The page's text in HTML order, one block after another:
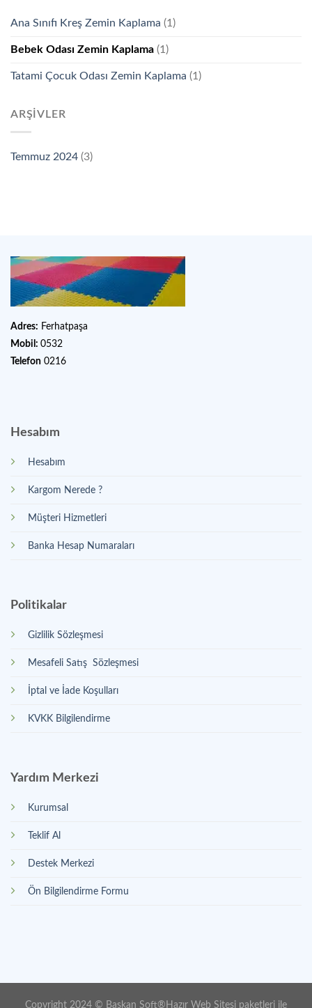
Ana Sınıfı Kreş Zemin Kaplama (1)
Bebek Odası Zemin Kaplama (1)
Tatami Çocuk Odası Zemin Kaplama (1)
ARŞIVLER
Temmuz 2024 (3)
Adres: Ferhatpaşa
Mobil: 0532
Telefon 0216
Hesabım
Hesabım
Kargom Nerede ?
Müşteri Hizmetleri
Banka Hesap Numaraları
Politikalar
Gizlilik Sözleşmesi
Mesafeli Satış Sözleşmesi
İptal ve İade Koşulları
KVKK Bilgilendirme
Yardım Merkezi
Kurumsal
Teklif Al
Destek Merkezi
Ön Bilgilendirme Formu
Copyright 2024 © Baskan Soft® Hazır Web Sitesi paketleri ile